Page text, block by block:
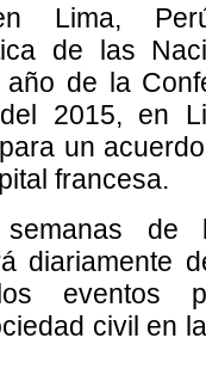
Lima,
de las
de la
2015, en
un
francesa.
diariamente
eventos
civil en